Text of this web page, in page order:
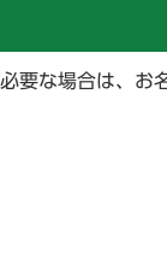
要な場合は、お